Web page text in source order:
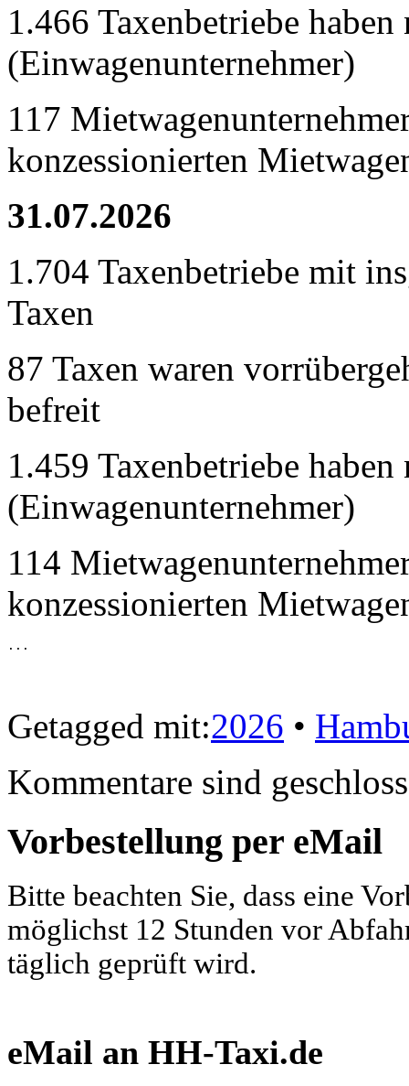
1.466 Taxenbetriebe haben
(Einwagenunternehmer)
117
konzessionierten
31.07.2026
1.704 Taxenbetriebe mit
Taxen
87 Taxen waren
befreit
1.459 Taxenbetriebe haben
(Einwagenunternehmer)
114
konzessionierten
...
Getagged mit:2026 •
Kommentare sind
Vorbestellung per eMail
Bitte beachten Sie, dass eine
möglichst 12 Stunden vor
täglich geprüft wird.
eMail an HH-Taxi.de